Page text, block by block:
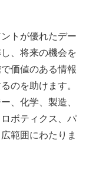
トが優れたデー
、将来の機会を
価値のある情報
のを助けます。
、化学、製造、
ボティクス、パ
範囲にわたりま